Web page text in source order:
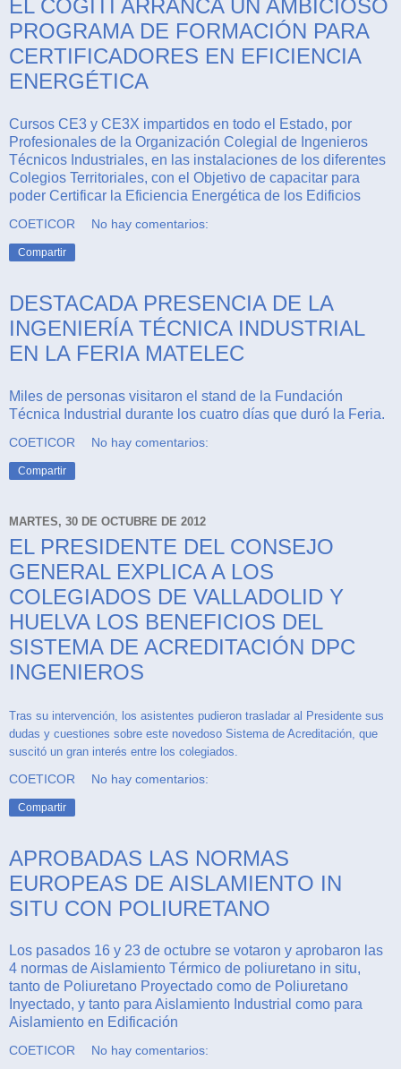
EL COGITI ARRANCA UN AMBICIOSO
PROGRAMA DE FORMACIÓN PARA
CERTIFICADORES EN EFICIENCIA
ENERGÉTICA
Cursos CE3 y CE3X impartidos en todo el Estado, por
Profesionales de la Organización Colegial de Ingenieros
Técnicos Industriales, en las instalaciones de los diferentes
Colegios Territoriales, con el Objetivo de capacitar para
poder Certificar la Eficiencia Energética de los Edificios
COETICOR No hay comentarios:
Compartir
DESTACADA PRESENCIA DE LA
INGENIERÍA TÉCNICA INDUSTRIAL
EN LA FERIA MATELEC
Miles de personas visitaron el stand de la Fundación
Técnica Industrial durante los cuatro días que duró la Feria.
COETICOR No hay comentarios:
Compartir
MARTES, 30 DE OCTUBRE DE 2012
EL PRESIDENTE DEL CONSEJO
GENERAL EXPLICA A LOS
COLEGIADOS DE VALLADOLID Y
HUELVA LOS BENEFICIOS DEL
SISTEMA DE ACREDITACIÓN DPC
INGENIEROS
Tras su intervención, los asistentes pudieron trasladar al Presidente sus
dudas y cuestiones sobre este novedoso Sistema de Acreditación, que
suscitó un gran interés entre los colegiados.
COETICOR No hay comentarios:
Compartir
APROBADAS LAS NORMAS
EUROPEAS DE AISLAMIENTO IN
SITU CON POLIURETANO
Los pasados 16 y 23 de octubre se votaron y aprobaron las
4 normas de Aislamiento Térmico de poliuretano in situ,
tanto de Poliuretano Proyectado como de Poliuretano
Inyectado, y tanto para Aislamiento Industrial como para
Aislamiento en Edificación
COETICOR No hay comentarios: